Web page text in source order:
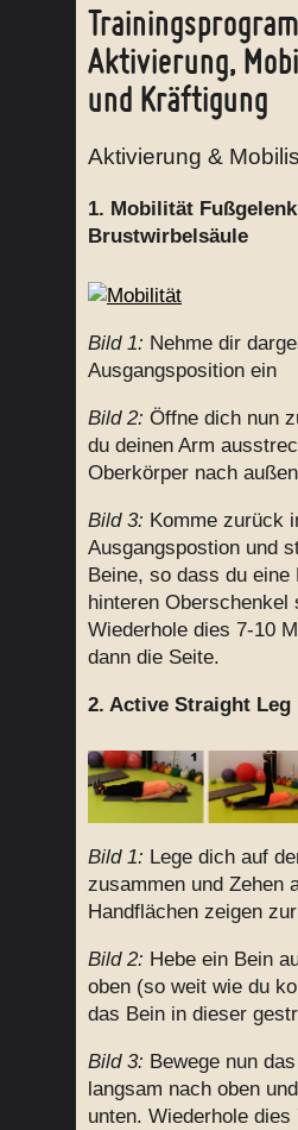
Aktivierung,
und Kräftigung
Aktivierung &
1. Mobilität
Brustwirbelsäule
Bild 1: Nehme dir
Ausgangsposition ein
Bild 2: Öffne dich nun
du deinen Arm
Oberkörper nach
Bild 3: Komme zurück
Ausgangspostion und
Beine, so dass du eine
hinteren Oberschenkel
Wiederhole dies 7-10
dann die Seite.
2. Active Straight Leg
Bild 1: Lege dich auf
zusammen und Zehen
Handflächen zeigen
Bild 2: Hebe ein Bein
oben (so weit wie du
das Bein in dieser
Bild 3: Bewege nun
langsam nach oben und
unten. Wiederhole dies